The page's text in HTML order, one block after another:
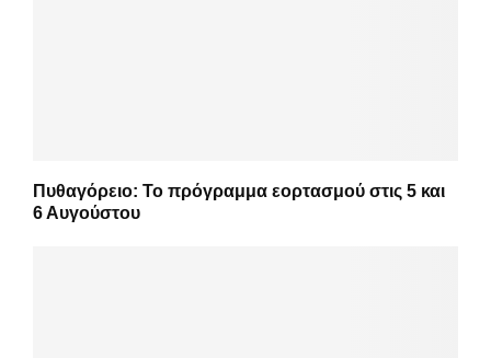
Πυθαγόρειο: Το πρόγραμμα εορτασμού στις 5 και
6 Αυγούστου